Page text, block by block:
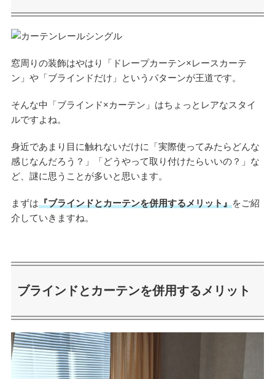
窓周りの装飾はやはり「ドレープカーテン×レースカーテ
ン」や「ブラインドだけ」というパターンが王道です。
そんな中「ブラインド×カーテン」はちょっとレアなスタイ
ルですよね。
身近であまり目に触れないだけに「実際使ってみたらどんな
感じなんだろう？」「どうやって取り付けたらいいの？」な
ど、謎に思うことが多いと思います。
まずは『ブラインドとカーテンを併用するメリット』をご紹
介していきますね。
ブラインドとカーテンを併用するメリット